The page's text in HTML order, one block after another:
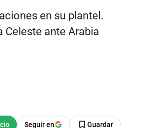
en su plantel.
ante Arabia
Seguir en Guardar